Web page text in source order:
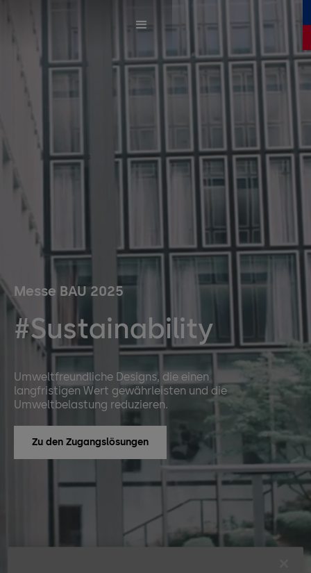
Messe BAU 2025
#Sustainability
Umweltfreundliche Designs, die einen
langfristigen Wert gewährleisten und die
Umweltbelastung reduzieren.
Zu den Zugangslösungen